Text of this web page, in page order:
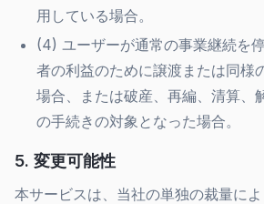
用している場合。
(4) ユーザーが通常の事業継続を
者の利益のために譲渡または同様
場合、または破産、再編、清算、
の手続きの対象となった場合。
5. 変更可能性
本サービスは、当社の単独の裁量に